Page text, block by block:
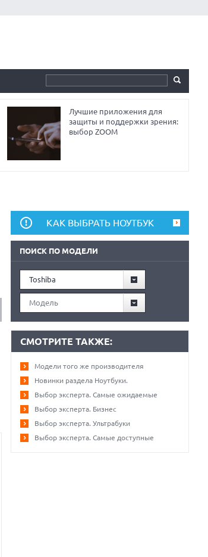
Лучшие приложения для
защиты и поддержки зрения:
выбор ZOOM
КАК ВЫБРАТЬ НОУТБУК
ПОИСК ПО МОДЕЛИ
Toshiba
Модель
СМОТРИТЕ ТАКЖЕ:
Модели того же производителя
Новинки раздела Ноутбуки.
Выбор эксперта. Самые ожидаемые
Выбор эксперта. Бизнес
Выбор эксперта. Ультрабуки
Выбор эксперта. Самые доступные